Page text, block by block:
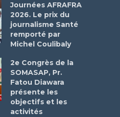
Journées AFRAFRA
2026. Le prix du
journalisme Santé
remporté par
Michel Coulibaly
2e Congrès de la
SOMASAP, Pr.
Fatou Diawara
présente les
objectifs et les
activités